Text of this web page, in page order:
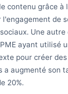
contenu grâce à
de
Une autre
ayant utilisé
pour créer
a augmenté son
20%.